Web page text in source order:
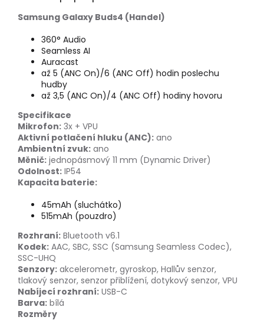
Samsung Galaxy Buds4 (Handel)
360° Audio
Seamless AI
Auracast
až 5 (ANC On)/6 (ANC Off) hodin poslechu
hudby
až 3,5 (ANC On)/4 (ANC Off) hodiny hovoru
Specifikace
Mikrofon: 3x + VPU
Aktivní potlačení hluku (ANC): ano
Ambientní zvuk: ano
Měnič: jednopásmový 11 mm (Dynamic Driver)
Odolnost: IP54
Kapacita baterie:
45mAh (sluchátko)
515mAh (pouzdro)
Rozhraní: Bluetooth v6.1
Kodek: AAC, SBC, SSC (Samsung Seamless Codec),
SSC-UHQ
Senzory: akcelerometr, gyroskop, Hallův senzor,
tlakový senzor, senzor přiblížení, dotykový senzor, VPU
Nabíjecí rozhraní: USB-C
Barva: bílá
Rozměry